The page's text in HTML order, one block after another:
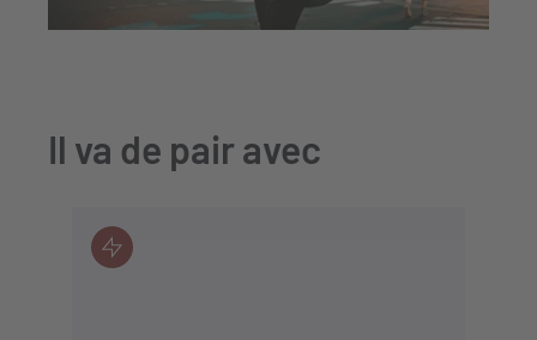
Il va de pair avec